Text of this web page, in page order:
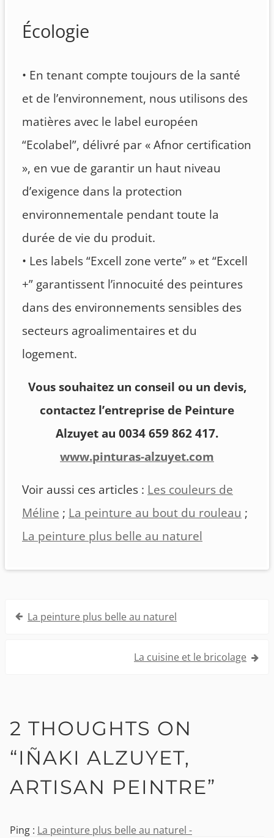
Écologie
• En tenant compte toujours de la santé
et de l’environnement, nous utilisons des
matières avec le label européen
“Ecolabel”, délivré par « Afnor certification
», en vue de garantir un haut niveau
d’exigence dans la protection
environnementale pendant toute la
durée de vie du produit.
• Les labels “Excell zone verte” » et “Excell
+” garantissent l’innocuité des peintures
dans des environnements sensibles des
secteurs agroalimentaires et du
logement.
Vous souhaitez un conseil ou un devis,
contactez l’entreprise de Peinture
Alzuyet au 0034 659 862 417.
www.pinturas-alzuyet.com
Voir aussi ces articles : Les couleurs de
Méline ; La peinture au bout du rouleau ;
La peinture plus belle au naturel
Navigation
La peinture plus belle au naturel
La cuisine et le bricolage
2 THOUGHTS ON
“IÑAKI ALZUYET,
ARTISAN PEINTRE”
Ping : La peinture plus belle au naturel -